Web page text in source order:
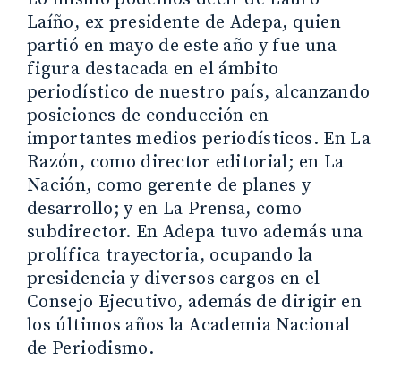
Laíño, ex presidente de Adepa, quien
partió en mayo de este año y fue una
figura destacada en el ámbito
periodístico de nuestro país, alcanzando
posiciones de conducción en
importantes medios periodísticos. En La
Razón, como director editorial; en La
Nación, como gerente de planes y
desarrollo; y en La Prensa, como
subdirector. En Adepa tuvo además una
prolífica trayectoria, ocupando la
presidencia y diversos cargos en el
Consejo Ejecutivo, además de dirigir en
los últimos años la Academia Nacional
de Periodismo.